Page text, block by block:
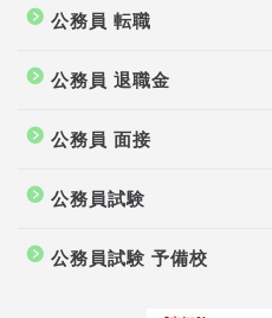
公務員 転職
公務員 退職金
公務員 面接
公務員試験
公務員試験 予備校